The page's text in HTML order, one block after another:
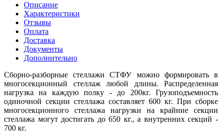
Описание
Характеристики
Отзывы
Оплата
Доставка
Документы
Дополнительно
Сборно-разборные стеллажи СТФУ можно формировать в
многосекционный стеллаж любой длины. Распределенная
нагрузка на каждую полку - до 200кг. Грузоподъемность
одиночной секции стеллажа составляет 600 кг. При сборке
многосекционного стеллажа нагрузки на крайние секции
стеллажа могут достигать до 650 кг., а внутренних секций -
700 кг.